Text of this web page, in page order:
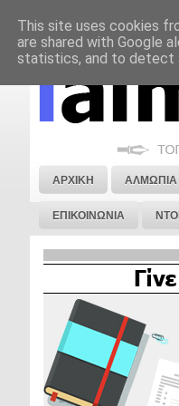
ΝΟΜΙΚΗ ΣΗΜΕΙΩΣΗ
ΑΡΧΙΚΗ ΑΛΜΩΠΙΑ
ΕΠΙΚΟΙΝΩΝΙΑ
This site uses cookies
are shared with Google
statistics, and to detect